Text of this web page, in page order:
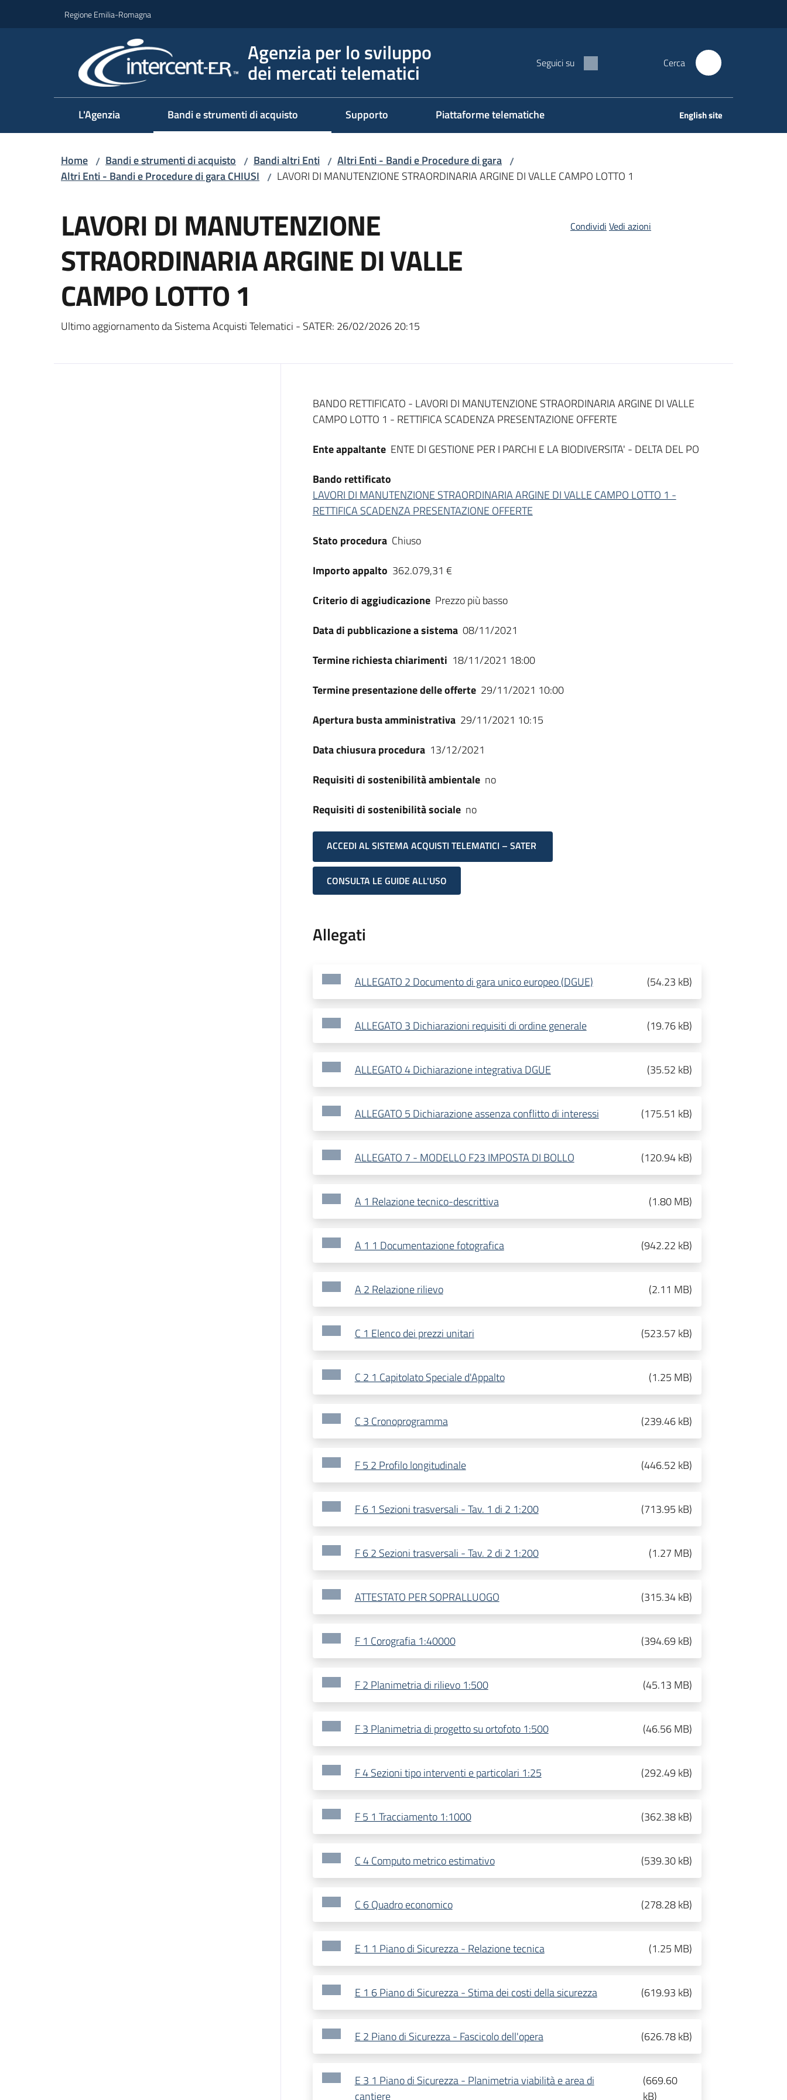
Regione Emilia-Romagna
Agenzia per lo sviluppo
dei mercati telematici Seguici su Cerca
L'Agenzia Bandi e strumenti di acquisto Supporto Piattaforme telematiche English site
Home / Bandi e strumenti di acquisto / Bandi altri Enti / Altri Enti - Bandi e Procedure di gara /
Altri Enti - Bandi e Procedure di gara CHIUSI / LAVORI DI MANUTENZIONE STRAORDINARIA ARGINE DI VALLE CAMPO LOTTO 1
LAVORI DI MANUTENZIONE
STRAORDINARIA ARGINE DI VALLE
CAMPO LOTTO 1
Ultimo aggiornamento da Sistema Acquisti Telematici - SATER: 26/02/2026 20:15
Condividi Vedi azioni
Dati del bando
BANDO RETTIFICATO - LAVORI DI MANUTENZIONE STRAORDINARIA ARGINE DI VALLE
CAMPO LOTTO 1 - RETTIFICA SCADENZA PRESENTAZIONE OFFERTE
Ente appaltante ENTE DI GESTIONE PER I PARCHI E LA BIODIVERSITA' - DELTA DEL PO
Bando rettificato
LAVORI DI MANUTENZIONE STRAORDINARIA ARGINE DI VALLE CAMPO LOTTO 1 -
RETTIFICA SCADENZA PRESENTAZIONE OFFERTE
Stato procedura Chiuso
Importo appalto 362.079,31 €
Criterio di aggiudicazione Prezzo più basso
Data di pubblicazione a sistema 08/11/2021
Termine richiesta chiarimenti 18/11/2021 18:00
Termine presentazione delle offerte 29/11/2021 10:00
Apertura busta amministrativa 29/11/2021 10:15
Data chiusura procedura 13/12/2021
Requisiti di sostenibilità ambientale no
Requisiti di sostenibilità sociale no
ACCEDI AL SISTEMA ACQUISTI TELEMATICI – SATER
CONSULTA LE GUIDE ALL'USO
Allegati
ALLEGATO 2 Documento di gara unico europeo (DGUE) (54.23 kB)
ALLEGATO 3 Dichiarazioni requisiti di ordine generale (19.76 kB)
ALLEGATO 4 Dichiarazione integrativa DGUE (35.52 kB)
ALLEGATO 5 Dichiarazione assenza conflitto di interessi (175.51 kB)
ALLEGATO 7 - MODELLO F23 IMPOSTA DI BOLLO (120.94 kB)
A 1 Relazione tecnico-descrittiva (1.80 MB)
A 1 1 Documentazione fotografica (942.22 kB)
A 2 Relazione rilievo (2.11 MB)
C 1 Elenco dei prezzi unitari (523.57 kB)
C 2 1 Capitolato Speciale d'Appalto (1.25 MB)
C 3 Cronoprogramma (239.46 kB)
F 5 2 Profilo longitudinale (446.52 kB)
F 6 1 Sezioni trasversali - Tav. 1 di 2 1:200 (713.95 kB)
F 6 2 Sezioni trasversali - Tav. 2 di 2 1:200 (1.27 MB)
ATTESTATO PER SOPRALLUOGO (315.34 kB)
F 1 Corografia 1:40000 (394.69 kB)
F 2 Planimetria di rilievo 1:500 (45.13 MB)
F 3 Planimetria di progetto su ortofoto 1:500 (46.56 MB)
F 4 Sezioni tipo interventi e particolari 1:25 (292.49 kB)
F 5 1 Tracciamento 1:1000 (362.38 kB)
C 4 Computo metrico estimativo (539.30 kB)
C 6 Quadro economico (278.28 kB)
E 1 1 Piano di Sicurezza - Relazione tecnica (1.25 MB)
E 1 6 Piano di Sicurezza - Stima dei costi della sicurezza (619.93 kB)
E 2 Piano di Sicurezza - Fascicolo dell'opera (626.78 kB)
E 3 1 Piano di Sicurezza - Planimetria viabilità e area di
cantiere
(669.60
kB)